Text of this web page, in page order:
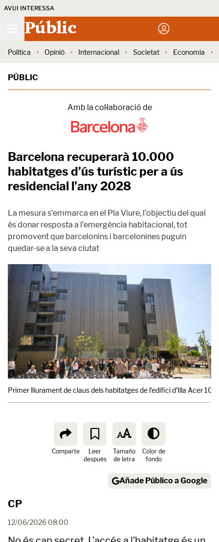
AVUI INTERESSA
Públic
Política Opinió Internacional Societat Economia
PÚBLIC
Amb la col·laboració de
Barcelona recuperarà 10.000
habitatges d’ús turístic per a ús
residencial l’any 2028
La mesura s’emmarca en el Pla Viure, l’objectiu del qual
és donar resposta a l’emergència habitacional, tot
promovent que barcelonins i barcelonines puguin
quedar-se a la seva ciutat
Primer lliurament de claus dels habitatges de l’edifici d’Illa Acer 10
Comparte
Leer
después
Tamaño
de letra
Color de
fondo
Añade Público a Google
CP
12/06/2026 08:00